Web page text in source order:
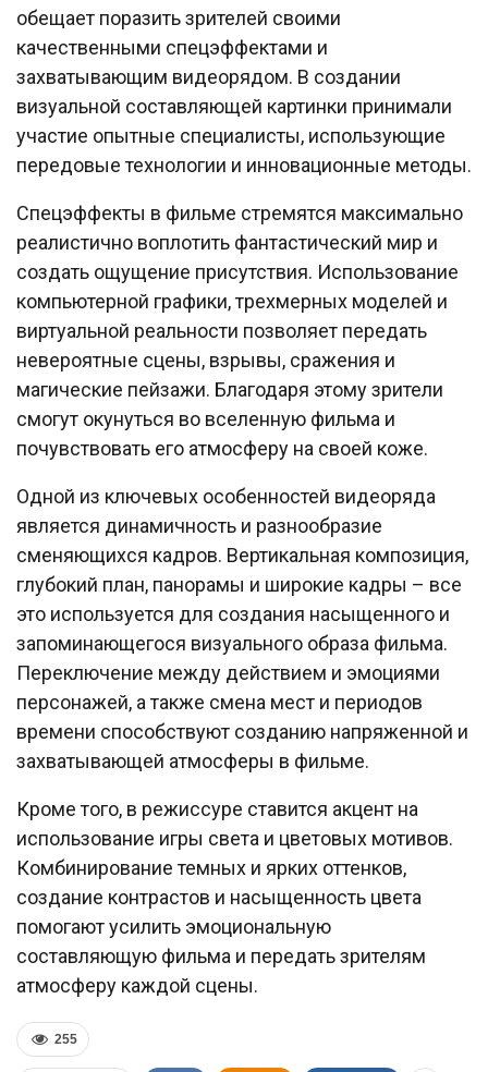
обещает поразить зрителей своими
качественными спецэффектами и
захватывающим видеорядом. В создании
визуальной составляющей картинки принимали
участие опытные специалисты, использующие
передовые технологии и инновационные методы.
Спецэффекты в фильме стремятся максимально
реалистично воплотить фантастический мир и
создать ощущение присутствия. Использование
компьютерной графики, трехмерных моделей и
виртуальной реальности позволяет передать
невероятные сцены, взрывы, сражения и
магические пейзажи. Благодаря этому зрители
смогут окунуться во вселенную фильма и
почувствовать его атмосферу на своей коже.
Одной из ключевых особенностей видеоряда
является динамичность и разнообразие
сменяющихся кадров. Вертикальная композиция,
глубокий план, панорамы и широкие кадры – все
это используется для создания насыщенного и
запоминающегося визуального образа фильма.
Переключение между действием и эмоциями
персонажей, а также смена мест и периодов
времени способствуют созданию напряженной и
захватывающей атмосферы в фильме.
Кроме того, в режиссуре ставится акцент на
использование игры света и цветовых мотивов.
Комбинирование темных и ярких оттенков,
создание контрастов и насыщенность цвета
помогают усилить эмоциональную
составляющую фильма и передать зрителям
атмосферу каждой сцены.
255